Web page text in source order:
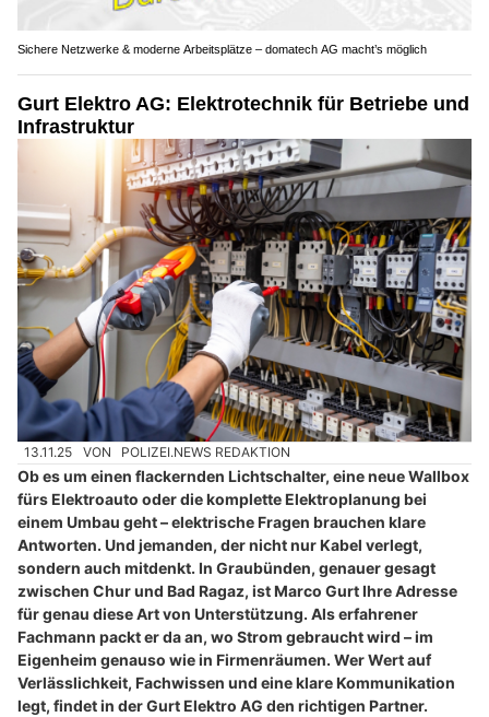
Sichere Netzwerke & moderne Arbeitsplätze – domatech AG macht’s möglich
Gurt Elektro AG: Elektrotechnik für Betriebe und
Infrastruktur
13.11.25 VON POLIZEI.NEWS REDAKTION
Ob es um einen flackernden Lichtschalter, eine neue Wallbox
fürs Elektroauto oder die komplette Elektroplanung bei
einem Umbau geht – elektrische Fragen brauchen klare
Antworten. Und jemanden, der nicht nur Kabel verlegt,
sondern auch mitdenkt. In Graubünden, genauer gesagt
zwischen Chur und Bad Ragaz, ist Marco Gurt Ihre Adresse
für genau diese Art von Unterstützung. Als erfahrener
Fachmann packt er da an, wo Strom gebraucht wird – im
Eigenheim genauso wie in Firmenräumen. Wer Wert auf
Verlässlichkeit, Fachwissen und eine klare Kommunikation
legt, findet in der Gurt Elektro AG den richtigen Partner.